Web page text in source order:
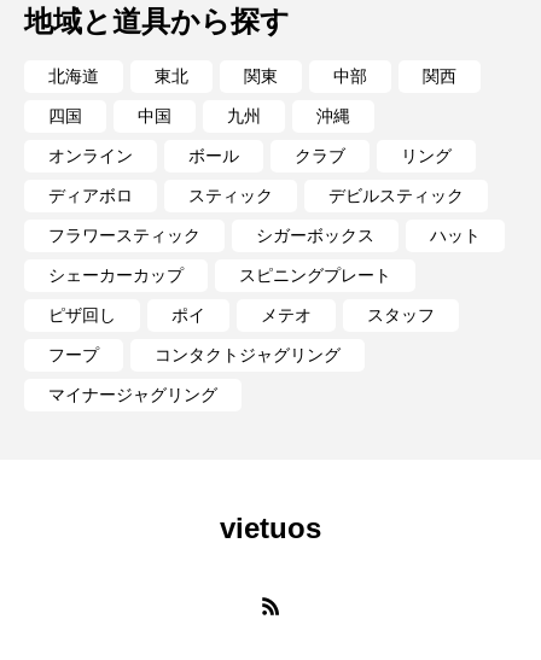
地域と道具から探す
北海道 東北 関東 中部 関西
四国 中国 九州 沖縄
オンライン ボール クラブ リング
ディアボロ スティック デビルスティック
フラワースティック シガーボックス ハット
シェーカーカップ スピニングプレート
ピザ回し ポイ メテオ スタッフ
フープ コンタクトジャグリング
マイナージャグリング
vietuos